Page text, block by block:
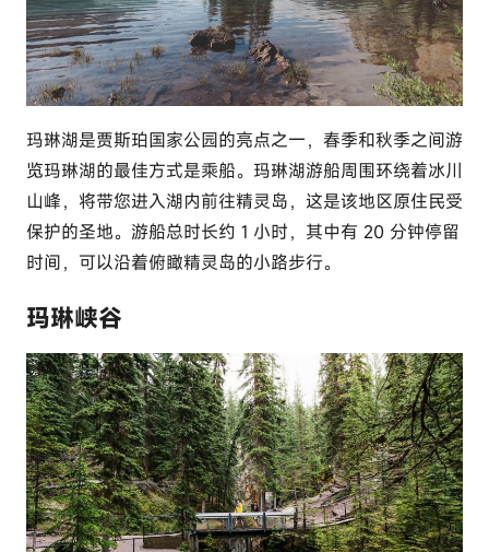
玛琳湖是贾斯珀国家公园的亮点之一，春季和秋季之间游
览玛琳湖的最佳方式是乘船。玛琳湖游船周围环绕着冰川
山峰，将带您进入湖内前往精灵岛，这是该地区原住民受
保护的圣地。游船总时长约 1 小时，其中有 20 分钟停留
时间，可以沿着俯瞰精灵岛的小路步行。
玛琳峡谷